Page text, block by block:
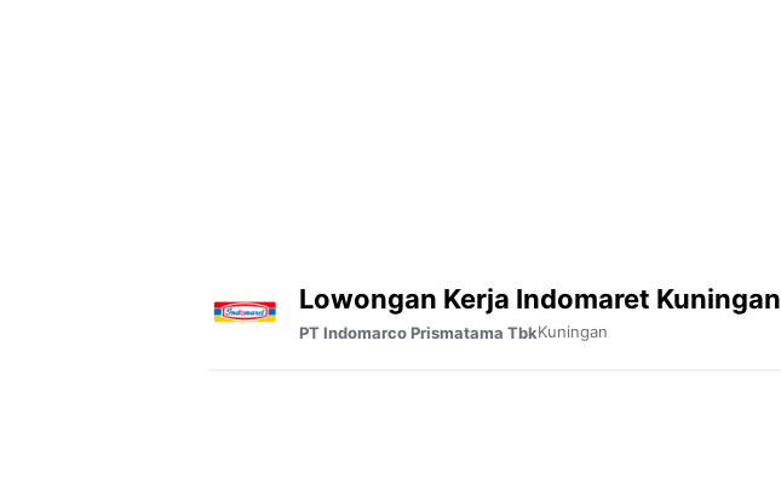
Lowongan Kerja Indomaret Kuningan
PT Indomarco Prismatama TbkKuningan